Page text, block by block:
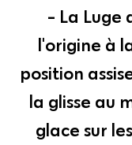
- La Luge
l'origine à
position
la glisse au
glace sur